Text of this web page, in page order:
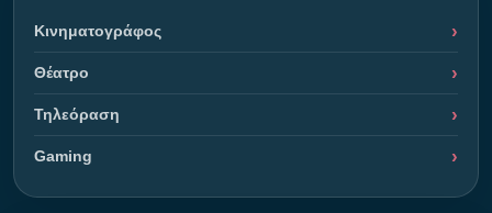
Κινηματογράφος
Θέατρο
Τηλεόραση
Gaming